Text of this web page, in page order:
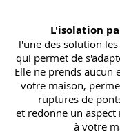
L'isolation
l'une des solution
qui permet de
Elle ne prends aucun
votre maison,
ruptures de
et redonne un
à votre